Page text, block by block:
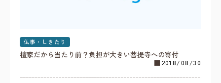
仏事・しきたり
2018/08/30
檀家だから当たり前？負担が大きい菩提寺への寄付